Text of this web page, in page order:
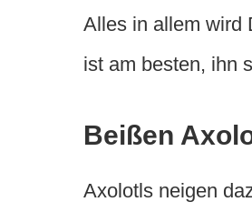
Alles in allem wird
ist am besten, ihn
Beißen
Axolotls neigen